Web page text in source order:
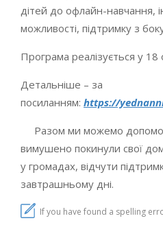
дітей до офлайн-навчання,
можливості, підтримку з
Програма реалізується у 18
Детальніше – за
посиланням: https://
Разом ми можемо
вимушено покинули свої
у громадах, відчути
завтрашньому дні.
If you have found a spelling